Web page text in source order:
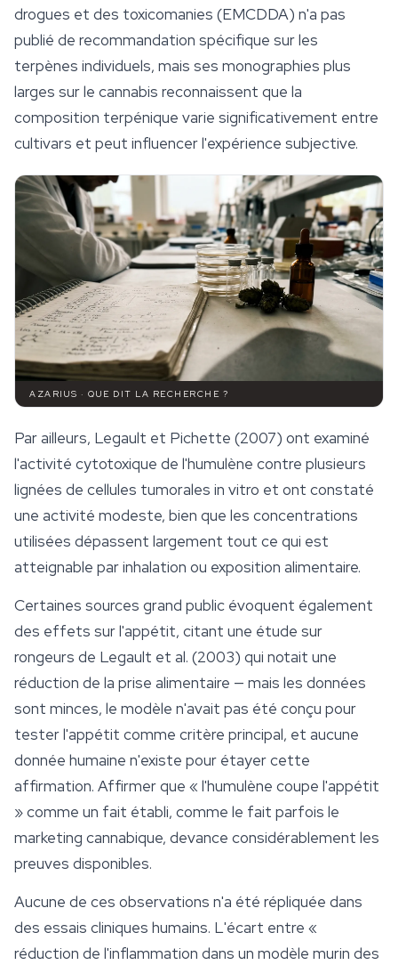
drogues et des toxicomanies (EMCDDA) n'a pas
publié de recommandation spécifique sur les
terpènes individuels, mais ses monographies plus
larges sur le cannabis reconnaissent que la
composition terpénique varie significativement entre
cultivars et peut influencer l'expérience subjective.
AZARIUS · QUE DIT LA RECHERCHE ?
Par ailleurs, Legault et Pichette (2007) ont examiné
l'activité cytotoxique de l'humulène contre plusieurs
lignées de cellules tumorales in vitro et ont constaté
une activité modeste, bien que les concentrations
utilisées dépassent largement tout ce qui est
atteignable par inhalation ou exposition alimentaire.
Certaines sources grand public évoquent également
des effets sur l'appétit, citant une étude sur
rongeurs de Legault et al. (2003) qui notait une
réduction de la prise alimentaire — mais les données
sont minces, le modèle n'avait pas été conçu pour
tester l'appétit comme critère principal, et aucune
donnée humaine n'existe pour étayer cette
affirmation. Affirmer que « l'humulène coupe l'appétit
» comme un fait établi, comme le fait parfois le
marketing cannabique, devance considérablement les
preuves disponibles.
Aucune de ces observations n'a été répliquée dans
des essais cliniques humains. L'écart entre «
réduction de l'inflammation dans un modèle murin des